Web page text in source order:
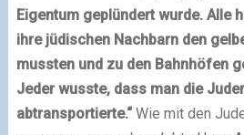
Eigentum geplündert wurde. Alle
ihre jüdischen Nachbarn den
mussten und zu den Bahnhöfen
Jeder wusste, dass man die
abtransportierte.“Wie mit den